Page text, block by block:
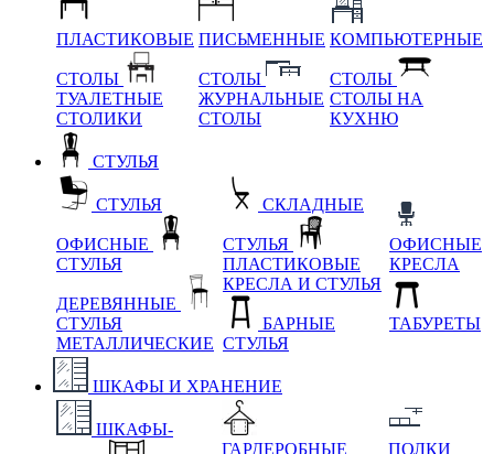
ПЛАСТИКОВЫЕ
СТОЛЫ
ТУАЛЕТНЫЕ
СТОЛИКИ
ПИСЬМЕННЫЕ
СТОЛЫ
ЖУРНАЛЬНЫЕ
СТОЛЫ
КОМПЬЮТЕРНЫЕ
СТОЛЫ
СТОЛЫ НА
КУХНЮ
СТУЛЬЯ
СТУЛЬЯ
ОФИСНЫЕ
СТУЛЬЯ
ДЕРЕВЯННЫЕ
СТУЛЬЯ
МЕТАЛЛИЧЕСКИЕ
СКЛАДНЫЕ
СТУЛЬЯ
ПЛАСТИКОВЫЕ
КРЕСЛА И СТУЛЬЯ
БАРНЫЕ
СТУЛЬЯ
ОФИСНЫЕ
КРЕСЛА
ТАБУРЕТЫ
ШКАФЫ И ХРАНЕНИЕ
ШКАФЫ-
ГАРДЕРОБНЫЕ
ПОЛКИ